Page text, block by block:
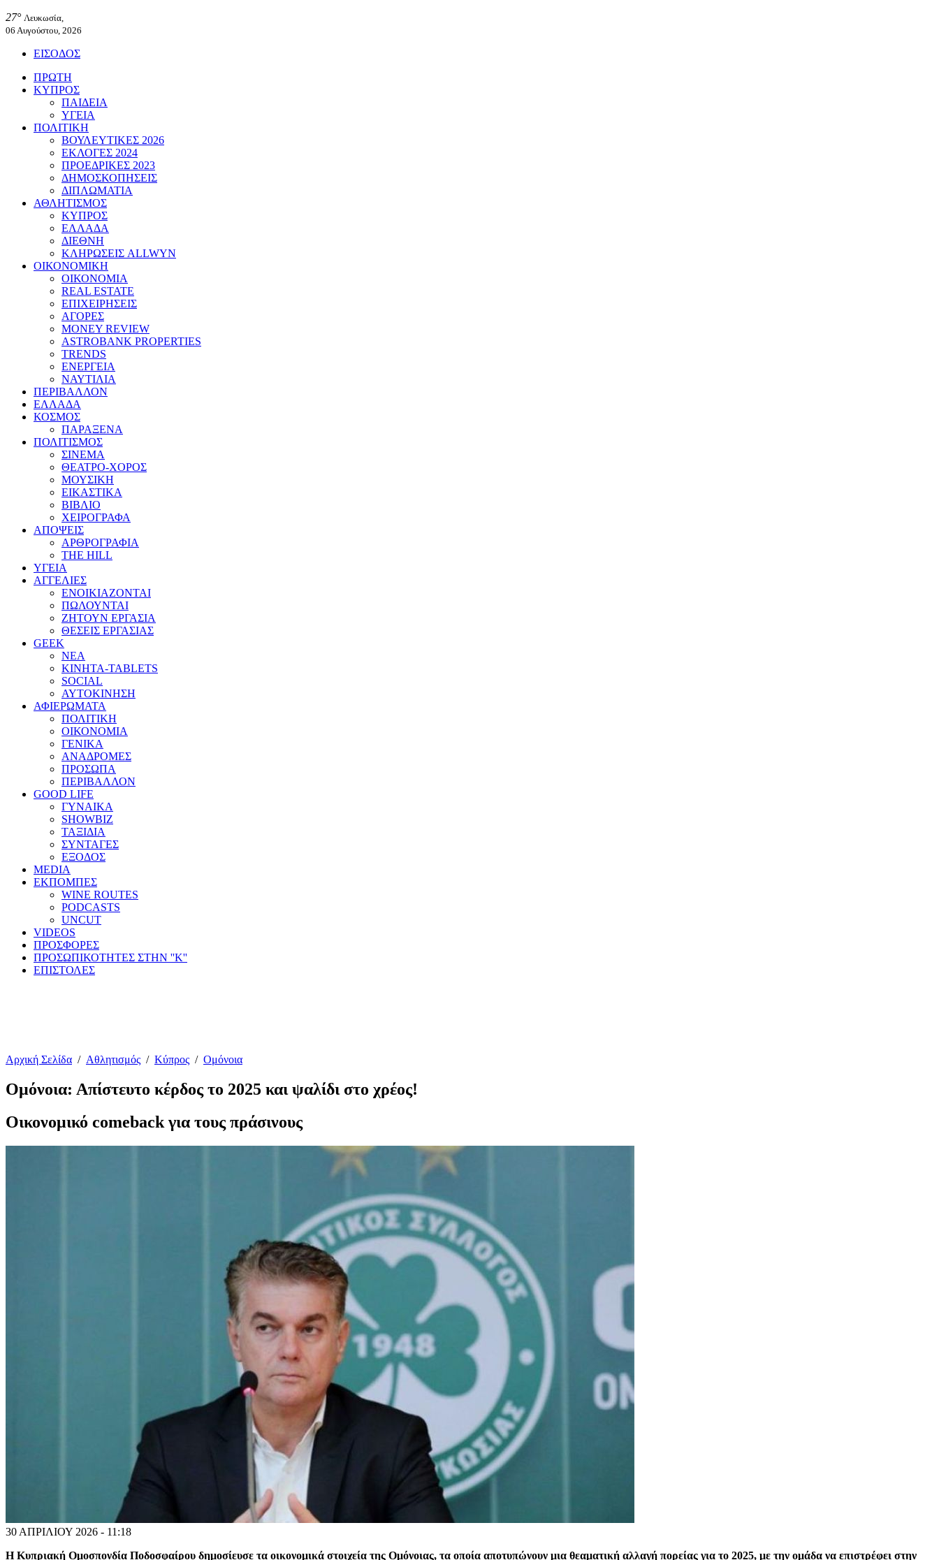
27° Λευκωσία,
06 Αυγούστου, 2026
ΕΙΣΟΔΟΣ
ΠΡΩΤΗ
ΚΥΠΡΟΣ
ΠΑΙΔΕΙΑ
ΥΓΕΙΑ
ΠΟΛΙΤΙΚΗ
ΒΟΥΛΕΥΤΙΚΕΣ 2026
ΕΚΛΟΓΕΣ 2024
ΠΡΟΕΔΡΙΚΕΣ 2023
ΔΗΜΟΣΚΟΠΗΣΕΙΣ
ΔΙΠΛΩΜΑΤΙΑ
ΑΘΛΗΤΙΣΜΟΣ
ΚΥΠΡΟΣ
ΕΛΛΑΔΑ
ΔΙΕΘΝΗ
ΚΛΗΡΩΣΕΙΣ ALLWYN
ΟΙΚΟΝΟΜΙΚΗ
ΟΙΚΟΝΟΜΙΑ
REAL ESTATE
ΕΠΙΧΕΙΡΗΣΕΙΣ
ΑΓΟΡΕΣ
MONEY REVIEW
ASTROBANK PROPERTIES
TRENDS
ΕΝΕΡΓΕΙΑ
ΝΑΥΤΙΛΙΑ
ΠΕΡΙΒΑΛΛΟΝ
ΕΛΛΑΔΑ
ΚΟΣΜΟΣ
ΠΑΡΑΞΕΝΑ
ΠΟΛΙΤΙΣΜΟΣ
ΣΙΝΕΜΑ
ΘΕΑΤΡΟ-ΧΟΡΟΣ
ΜΟΥΣΙΚΗ
ΕΙΚΑΣΤΙΚΑ
ΒΙΒΛΙΟ
ΧΕΙΡΟΓΡΑΦΑ
ΑΠΟΨΕΙΣ
ΑΡΘΡΟΓΡΑΦΙΑ
THE HILL
ΥΓΕΙΑ
ΑΓΓΕΛΙΕΣ
ΕΝΟΙΚΙΑΖΟΝΤΑΙ
ΠΩΛΟΥΝΤΑΙ
ΖΗΤΟΥΝ ΕΡΓΑΣΙΑ
ΘΕΣΕΙΣ ΕΡΓΑΣΙΑΣ
GEEK
ΝΕΑ
ΚΙΝΗΤΑ-TABLETS
SOCIAL
ΑΥΤΟΚΙΝΗΣΗ
ΑΦΙΕΡΩΜΑΤΑ
ΠΟΛΙΤΙΚΗ
ΟΙΚΟΝΟΜΙΑ
ΓΕΝΙΚΑ
ΑΝΑΔΡΟΜΕΣ
ΠΡΟΣΩΠΑ
ΠΕΡΙΒΑΛΛΟΝ
GOOD LIFE
ΓΥΝΑΙΚΑ
SHOWBIZ
ΤΑΞΙΔΙΑ
ΣΥΝΤΑΓΕΣ
ΕΞΟΔΟΣ
MEDIA
ΕΚΠΟΜΠΕΣ
WINE ROUTES
PODCASTS
UNCUT
VIDEOS
ΠΡΟΣΦΟΡΕΣ
ΠΡΟΣΩΠΙΚΟΤΗΤΕΣ ΣΤΗΝ ''Κ''
ΕΠΙΣΤΟΛΕΣ
Αρχική Σελίδα / Αθλητισμός / Κύπρος / Ομόνοια
Ομόνοια: Απίστευτο κέρδος το 2025 και ψαλίδι στο χρέος!
Οικονομικό comeback για τους πράσινους
30 ΑΠΡΙΛΙΟΥ 2026 - 11:18
Η Κυπριακή Ομοσπονδία Ποδοσφαίρου δημοσίευσε τα οικονομικά στοιχεία της Ομόνοιας, τα οποία αποτυπώνουν μια θεαματική αλλαγή πορείας για το 2025, με την ομάδα να επιστρέφει στην